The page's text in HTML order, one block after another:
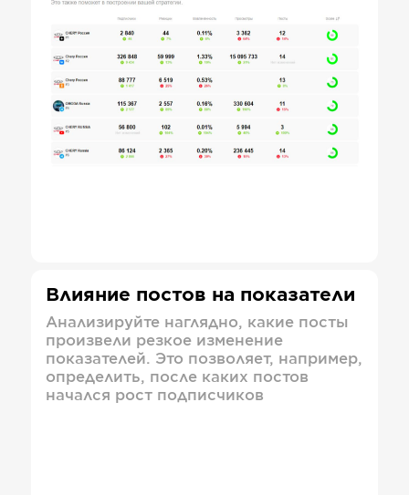
Влияние постов на показатели
Анализируйте наглядно, какие посты
произвели резкое изменение
показателей. Это позволяет, например,
определить, после каких постов
начался рост подписчиков